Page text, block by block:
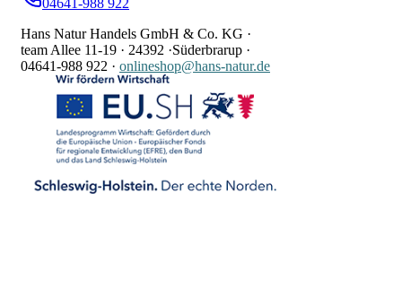
04641-988 922
Hans Natur Handels GmbH & Co. KG ·
team Allee 11-19 · 24392 ·Süderbrarup ·
04641-988 922 · onlineshop@hans-natur.de